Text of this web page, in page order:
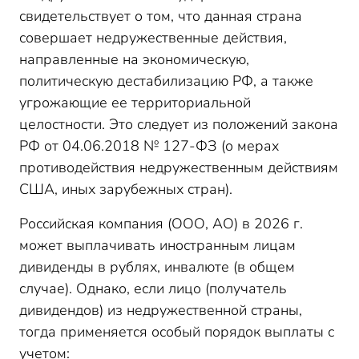
Итоги
свидетельствует о том, что данная страна
совершает недружественные действия,
направленные на экономическую,
политическую дестабилизацию РФ, а также
угрожающие ее территориальной
целостности. Это следует из положений закона
РФ от 04.06.2018 № 127-ФЗ (о мерах
противодействия недружественным действиям
США, иных зарубежных стран).
Российская компания (ООО, АО) в 2026 г.
может выплачивать иностранным лицам
дивиденды в рублях, инвалюте (в общем
случае). Однако, если лицо (получатель
дивидендов) из недружественной страны,
тогда применяется особый порядок выплаты с
учетом: